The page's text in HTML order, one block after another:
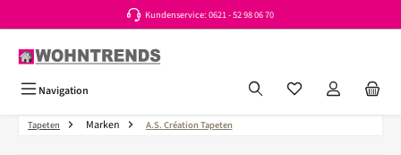
Kundenservice: 0621 - 52 98 06 70
Navigation Du hast 0 Produkte
Tapeten Marken A.S. Création Tapeten